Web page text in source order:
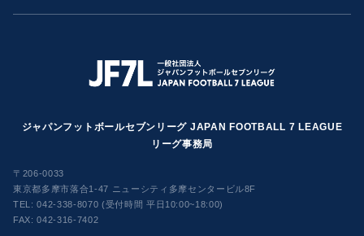
ジャパンフットボールセブンリーグ JAPAN FOOTBALL 7 LEAGUE
リーグ事務局
〒206-0033
東京都多摩市落合1-47 ニューシティ多摩センタービル8F
TEL:042-338-8070 (受付時間 平日10:00~18:00)
FAX: 042-316-7402